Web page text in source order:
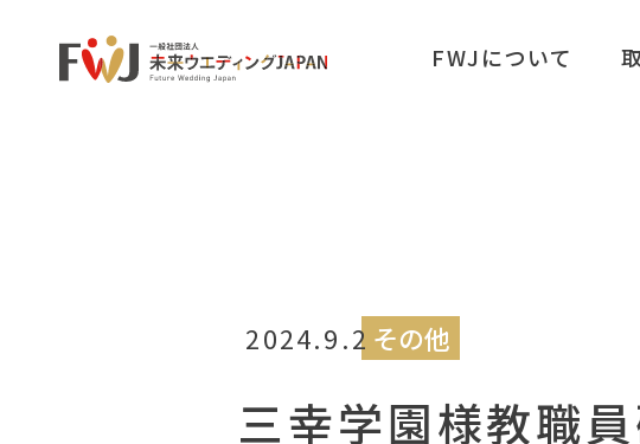
FWJについて
2024.9.2 その他
三幸学園様教職